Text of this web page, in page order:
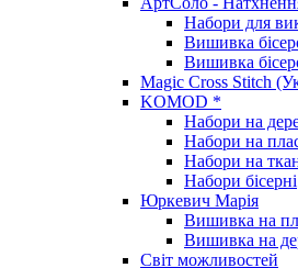
Набори для
Вишивка
Вишивка
Magic Cross Stitch
KOMOD *
Набори на
Набори на
Набори на
Набори бісерні
Юркевич Марія
Вишивка на
Вишивка на
Світ можливостей